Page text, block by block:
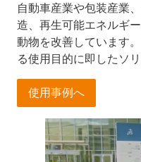
自動車産業や包装産業
造、再生可能エネルギ
動物を改善しています
る使用目的に即したソ
使用事例へ